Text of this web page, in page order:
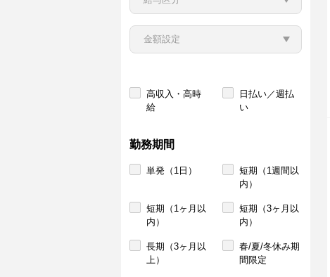
高収入・高時
給
日払い／週払
い
勤務期間
単発（1日）
短期（1週間以
内）
短期（1ヶ月以
内）
短期（3ヶ月以
内）
長期（3ヶ月以
上）
春/夏/冬休み期
間限定